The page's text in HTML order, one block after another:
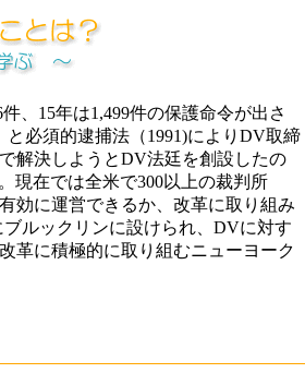
、15年は1,499件の保護命令が出さ
必須的逮捕法（1991)によりDV取締
解決しようとDV法廷を創設したの
現在では全米で300以上の裁判所
効に運営できるか、改革に取り組み
ルックリンに設けられ、DVに対す
革に積極的に取り組むニューヨーク